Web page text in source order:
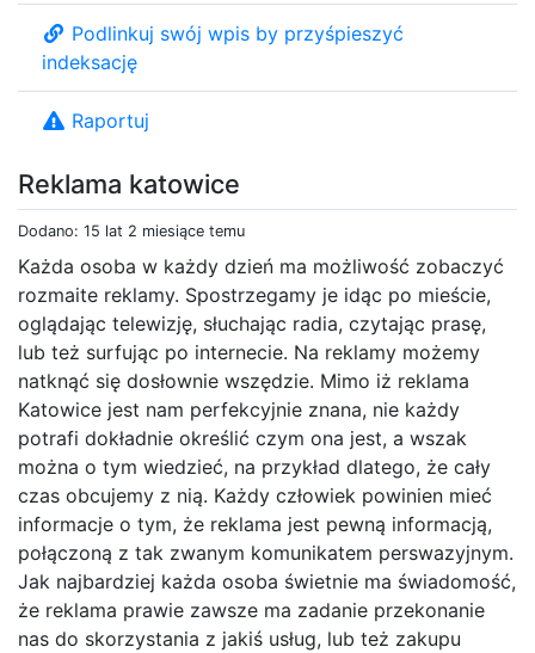
Reklama katowice
Dodano: 15 lat 2 miesiące temu
Każda osoba w każdy dzień ma możliwość zobaczyć
rozmaite reklamy. Spostrzegamy je idąc po mieście,
oglądając telewizję, słuchając radia, czytając prasę,
lub też surfując po internecie. Na reklamy możemy
natknąć się dosłownie wszędzie. Mimo iż reklama
Katowice jest nam perfekcyjnie znana, nie każdy
potrafi dokładnie określić czym ona jest, a wszak
można o tym wiedzieć, na przykład dlatego, że cały
czas obcujemy z nią. Każdy człowiek powinien mieć
informacje o tym, że reklama jest pewną informacją,
połączoną z tak zwanym komunikatem perswazyjnym.
Jak najbardziej każda osoba świetnie ma świadomość,
że reklama prawie zawsze ma zadanie przekonanie
nas do skorzystania z jakiś usług, lub też zakupu
Podlinkuj swój wpis by przyśpieszyć
indeksację
Raportuj